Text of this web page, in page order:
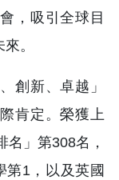
，吸引全球目
。
創新、卓越」
肯定。榮獲上
名」第308名，
第1，以及英國